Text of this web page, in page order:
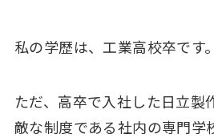
私の学歴は、工業高校卒です。
ただ、高卒で入社した日立製
敵な制度である社内の専門学